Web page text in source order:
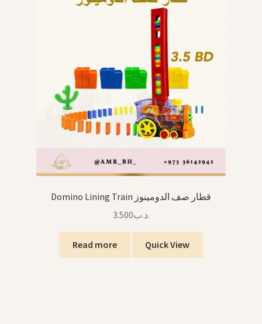
Domino Lining Train قطار صف الدومينوز
.د.ب3.500
Read more Quick View